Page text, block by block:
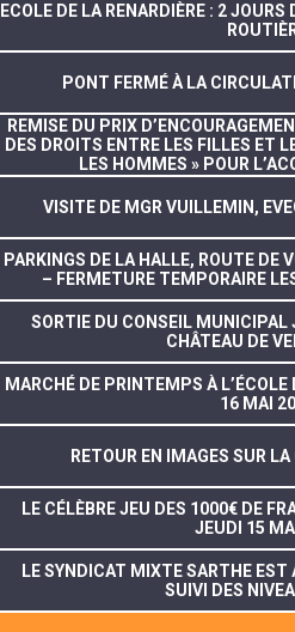
ECOLE DE LA RENARDIÈRE : 2
PONT FERMÉ À LA
REMISE DU PRIX
DES DROITS ENTRE LES FILLES ET
LES HOMMES » POUR
VISITE DE MGR VUILLEMIN,
PARKINGS DE LA HALLE, ROUTE DE
– FERMETURE TEMPORAIRE
SORTIE DU CONSEIL MUNICIPAL
CHÂTEAU DE
MARCHÉ DE PRINTEMPS À L’ÉCOLE
16 MAI
RETOUR EN IMAGES SUR
LE CÉLÈBRE JEU DES 1000€ DE
JEUDI 15
LE SYNDICAT MIXTE SARTHE EST
SUIVI DES